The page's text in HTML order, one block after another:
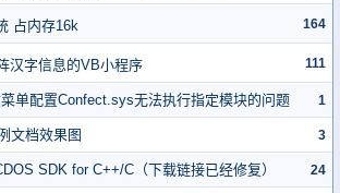
占内存16k 164
汉字信息的VB小程序 111
单配置Confect.sys无法执行指定模块的问题 1
文档效果图 3
SDK for C++/C（下载链接已经修复） 24